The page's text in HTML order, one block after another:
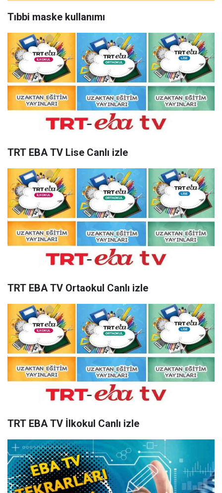
Tıbbi maske kullanımı
TRT EBA TV Lise Canlı izle
TRT EBA TV Ortaokul Canlı izle
TRT EBA TV İlkokul Canlı izle